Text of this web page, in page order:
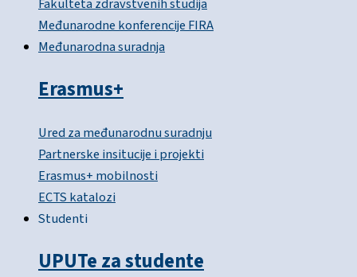
Fakulteta zdravstvenih studija
Međunarodne konferencije FIRA
Međunarodna suradnja
Erasmus+
Ured za međunarodnu suradnju
Partnerske insitucije i projekti
Erasmus+ mobilnosti
ECTS katalozi
Studenti
UPUTe za studente